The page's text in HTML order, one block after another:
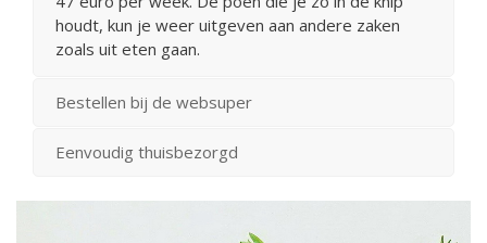
houdt, kun je weer uitgeven aan andere zaken
zoals uit eten gaan.
Bestellen bij de websuper
Eenvoudig thuisbezorgd